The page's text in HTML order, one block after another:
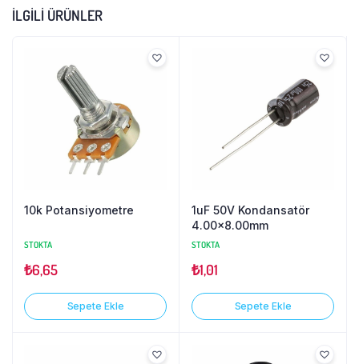
İLGILI ÜRÜNLER
10k Potansiyometre
STOKTA
₺6,65
Sepete Ekle
1uF 50V Kondansatör
4.00×8.00mm
STOKTA
₺1,01
Sepete Ekle